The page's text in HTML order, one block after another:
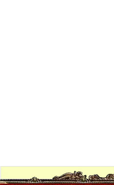
中央新风系统为您清除甲醛的危害—
想住公租房的看过来,“江南水岸”公租
重庆新一批公租房开放申请啦~全申请
第20次公租房申请开始,今年一大批重
彭水县美翔-江城美景3#楼建设项目_
赶快去申请！重庆主城15个公租房小
新消息！重庆主城15个公租房小区将
【昂迈地产招聘客户经理,重庆昂迈房